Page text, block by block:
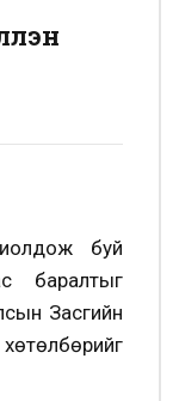
буй
баралтыг
Засгийн